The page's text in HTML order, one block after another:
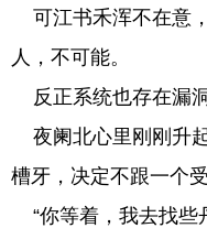
可江书禾浑不在意
人，不可能。
反正系统也存在漏
夜阑北心里刚刚升
槽牙，决定不跟一个
“你等着，我去找些